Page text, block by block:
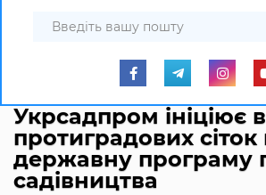
Укрсадпром ініціює
протиградових сіток
державну програму
садівництва